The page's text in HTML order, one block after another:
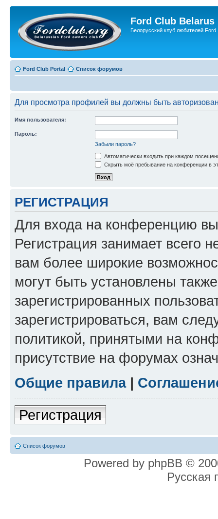
Ford Club Belarus
Белорусский клуб любителей Ford
Ford Club Portal Список форумов
Для просмотра профилей вы должны быть
Имя пользователя:
Пароль:
Забыли пароль?
Автоматически входить при каждом
Скрыть моё пребывание на конференции в
РЕГИСТРАЦИЯ
Для входа на конференцию
Регистрация занимает всего
вам более широкие
могут быть установлены
зарегистрированных
зарегистрироваться, вам
политикой, принятыми на
присутствие на форумах
Общие правила|
Регистрация
Список форумов
Powered by phpBB ©
Русская